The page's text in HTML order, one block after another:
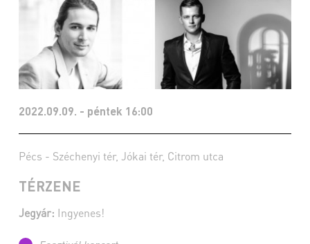
2022.09.09. - péntek 16:00
Pécs - Széchenyi tér, Jókai tér, Citrom utca
TÉRZENE
Jegyár: Ingyenes!